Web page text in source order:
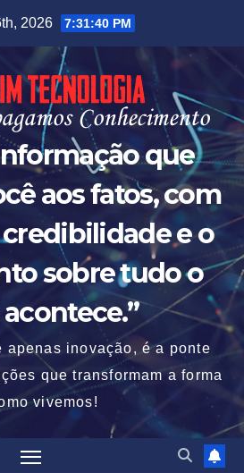
2026 7:31:41 PM
que
aos fatos, com
e o
sobre tudo o
apenas inovação, é a ponte
que transformam a forma
vivemos!